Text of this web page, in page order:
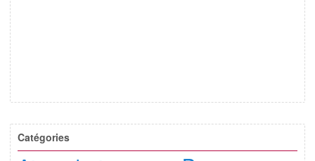
Catégories